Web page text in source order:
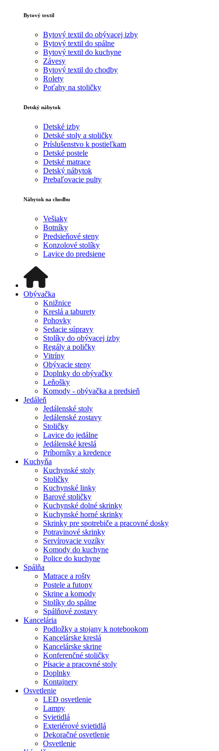
Bytový textil
Bytový textil do obývacej izby
Bytový textil do spálne
Bytový textil do kuchyne
Závesy
Bytový textil do chodby
Rolety
Poťahy na stoličky
Detský nábytok
Detské izby
Detské stoly a stoličky
Príslušenstvo k postieľkam
Detské postele
Detské matrace
Detský nábytok
Prebaľovacie pulty
Nábytok na chodbu
Vešiaky
Botníky
Predsieňové steny
Konzolové stolíky
Lavice do predsiene
Obývačka
Knižnice
Kreslá a taburety
Pohovky
Sedacie súpravy
Stolíky do obývacej izby
Regály a poličky
Vitríny
Obývacie steny
Doplnky do obývačky
Leňošky
Komody - obývačka a predsieň
Jedáleň
Jedálenské stoly
Jedálenské zostavy
Stoličky
Lavice do jedálne
Jedálenské kreslá
Príborníky a kredence
Kuchyňa
Kuchynské stoly
Stoličky
Kuchynské linky
Barové stoličky
Kuchynské dolné skrinky
Kuchynské horné skrinky
Skrinky pre spotrebiče a pracovné dosky
Potravinové skrinky
Servírovacie vozíky
Komody do kuchyne
Police do kuchyne
Spálňa
Matrace a rošty
Postele a futony
Skrine a komody
Stolíky do spálne
Spálňové zostavy
Kancelária
Podložky a stojany k notebookom
Kancelárske kreslá
Kancelárske skrine
Konferenčné stoličky
Písacie a pracovné stoly
Doplnky
Kontajnery
Osvetlenie
LED osvetlenie
Lampy
Svietidlá
Exteriérové svietidlá
Dekoračné osvetlenie
Osvetlenie